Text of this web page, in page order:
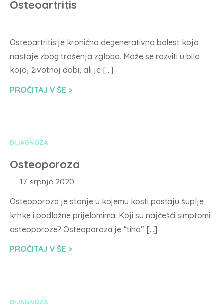
Osteoartritis
Osteoartritis je kronična degenerativna bolest koja
nastaje zbog trošenja zgloba. Može se razviti u bilo
kojoj životnoj dobi, ali je […]
PROČITAJ VIŠE
DIJAGNOZA
Osteoporoza
17. srpnja 2020.
Osteoporoza je stanje u kojemu kosti postaju šuplje,
krhke i podložne prijelomima. Koji su najčešći simptomi
osteoporoze? Osteoporoza je “tiho” […]
PROČITAJ VIŠE
DIJAGNOZA